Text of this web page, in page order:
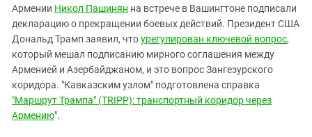
Армении Никол Пашинян на встрече в Вашингтоне подписали
декларацию о прекращении боевых действий. Президент США
Дональд Трамп заявил, чтоурегулирован ключевой вопрос,
который мешал подписанию мирного соглашения между
Арменией и Азербайджаном, и это вопрос Зангезурского
коридора. "Кавказским узлом" подготовлена справка
"Маршрут Трампа" (TRIPP): транспортный коридор через
Армению".